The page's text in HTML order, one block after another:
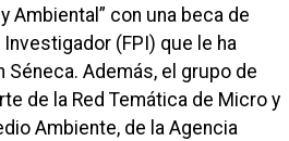
Ambiental” con una beca de
(FPI) que le ha
Séneca. Además, el grupo de
de la Red Temática de Micro y
Ambiente, de la Agencia